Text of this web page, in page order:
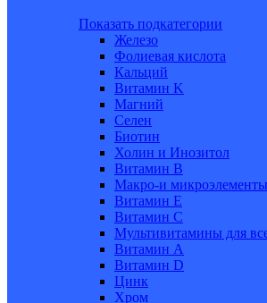
Показать подкатегории
Железо
Фолиевая кислота
Кальций
Витамин K
Магний
Селен
Биотин
Холин и Инозитол
Витамин B
Макро-и микроэлементы
Витамин Е
Витамин С
Мультивитамины для
Витамин A
Витамин D
Цинк
Хром